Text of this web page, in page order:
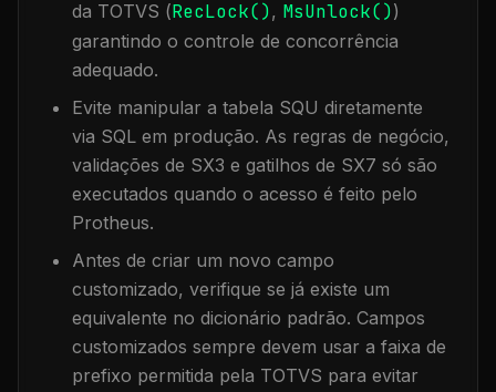
da TOTVS (RecLock(), MsUnlock())
garantindo o controle de concorrência
adequado.
Evite manipular a tabela SQU diretamente
via SQL em produção. As regras de negócio,
validações de SX3 e gatilhos de SX7 só são
executados quando o acesso é feito pelo
Protheus.
Antes de criar um novo campo
customizado, verifique se já existe um
equivalente no dicionário padrão. Campos
customizados sempre devem usar a faixa de
prefixo permitida pela TOTVS para evitar